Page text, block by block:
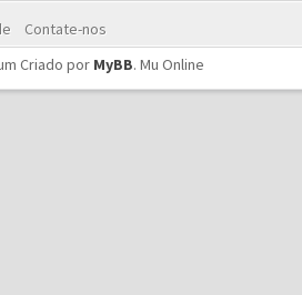
Contate-nos
Criado por MyBB. Mu Online